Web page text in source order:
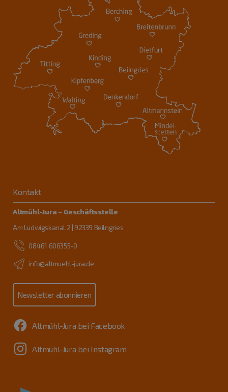
Kontakt
Altmühl-Jura – Geschäftsstelle
Am Ludwigskanal 2 | 92339 Beilngries
08461 606355-0
info@altmuehl-jura.de
Newsletter abonnieren
Altmühl-Jura bei Facebook
Altmühl-Jura bei Instagram